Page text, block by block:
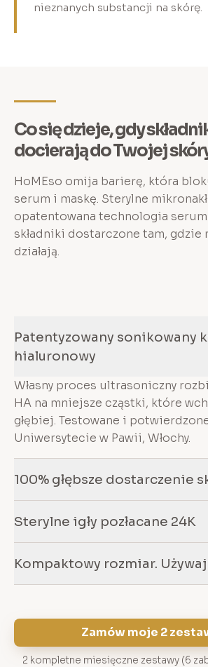
nieznanych substancji na skórę.
Co się dzieje, gdy
docierają do Twojej
HoMEso omija barierę, która
serum i maskę. Sterylne
opatentowana technologia serum
składniki dostarczone tam, gdzie
działają.
Patentyzowany sonikowany
hialuronowy
Własny proces ultrasoniczny
HA na mniejsze cząstki, które
głębiej. Testowane i
Uniwersytecie w Pawii, Włochy.
100% głębsze dostarczenie
Sterylne igły pozłacane 24K
Kompaktowy rozmiar.
Zamów moje 2
2 kompletne miesięczne zestawy (6